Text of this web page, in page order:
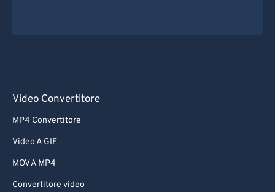
Video Convertitore
MP4 Convertitore
Video A GIF
MOV A MP4
Convertitore video